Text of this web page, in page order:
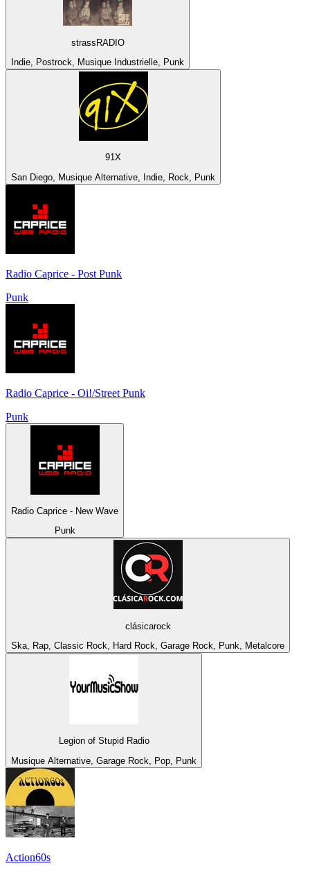
strassRADIO
Indie, Postrock, Musique Industrielle, Punk
91X
San Diego, Musique Alternative, Indie, Rock, Punk
Radio Caprice - Post Punk
Punk
Radio Caprice - Oi!/Street Punk
Punk
Radio Caprice - New Wave
Punk
clásicarock
Ska, Rap, Classic Rock, Hard Rock, Garage Rock, Punk, Metalcore
Legion of Stupid Radio
Musique Alternative, Garage Rock, Pop, Punk
Action60s